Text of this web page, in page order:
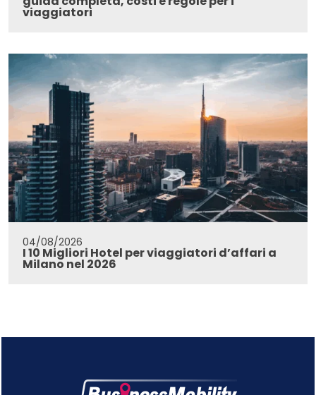
viaggiatori
04/08/2026
I 10 Migliori Hotel per viaggiatori d’affari a
Milano nel 2026